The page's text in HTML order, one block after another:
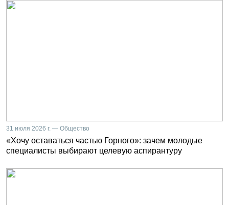
31 июля 2026 г. — Общество
«Хочу оставаться частью Горного»: зачем молодые
специалисты выбирают целевую аспирантуру